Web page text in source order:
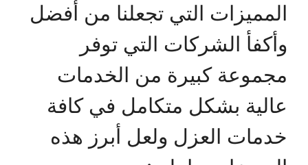
المميزات التي تجعلنا من أفضل
وأكفأ الشركات التي توفر
مجموعة كبيرة من الخدمات
عالية بشكل متكامل في كافة
خدمات العزل ولعل أبرز هذه